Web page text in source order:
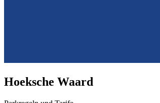
Hoeksche Waard